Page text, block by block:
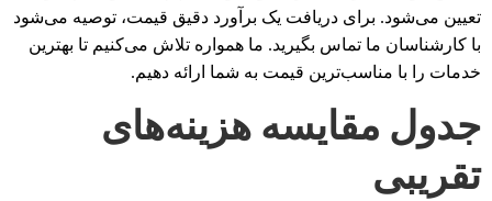
تعیین می‌شود. برای دریافت یک برآورد دقیق قیمت، توصیه می‌شود
با کارشناسان ما تماس بگیرید. ما همواره تلاش می‌کنیم تا بهترین
خدمات را با مناسب‌ترین قیمت به شما ارائه دهیم.
جدول مقایسه هزینه‌های
تقریبی